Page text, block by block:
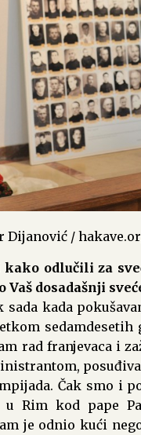
Dijanović /
odlučili za
dosadašnji
kada
sedamdesetih
rad franjevaca i
Čak smo i
Rim kod pape
je odnio kući